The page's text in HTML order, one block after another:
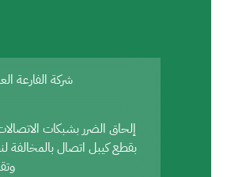
شركة الفارعة
إلحاق الضرر بشبكات
بقطع كيبل اتصال بالمخالفة